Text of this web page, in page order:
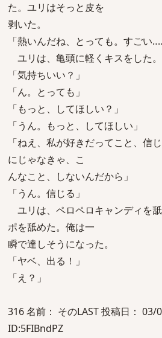
た。ユリはそっと皮を
剥いた。
「熱いんだね、とっても。すごい‥‥
ユリは、亀頭に軽くキスをした。
「気持ちいい？」
「ん。とっても」
「もっと、してほしい？」
「うん。もっと、してほしい」
「ねえ、私が好きだってこと、
にじゃなきゃ、こ
んなこと、しないんだから」
「うん。信じる」
ユリは、ペロペロキャンディを
ポを舐めた。俺は一
瞬で達しそうになった。
「ヤベ、出る！」
「え？」
316 名前： そのLAST 投稿日： 03/
ID:5FIBndPZ